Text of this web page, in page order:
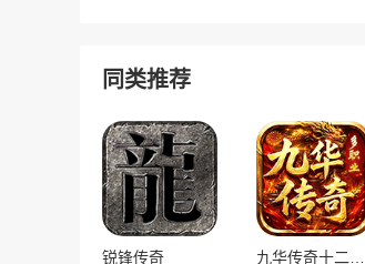
同类推荐
锐锋传奇